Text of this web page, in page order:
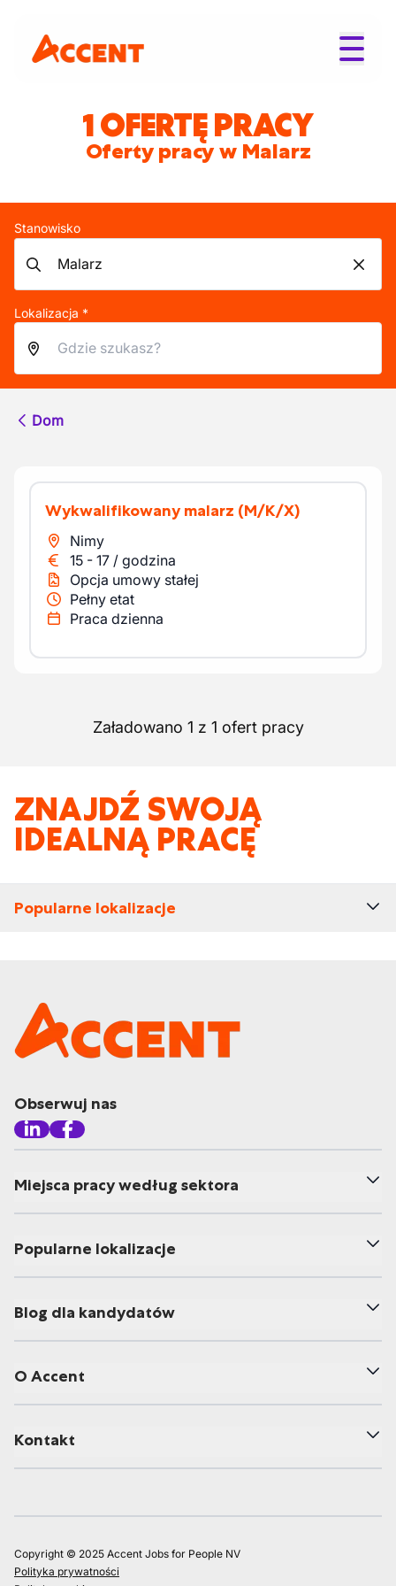
1 OFERTĘ PRACY
Oferty pracy w Malarz
Stanowisko
Lokalizacja *
Dom
Wykwalifikowany malarz (M/K/X)
Nimy
15 - 17 / godzina
Opcja umowy stałej
Pełny etat
Praca dzienna
Załadowano 1 z 1 ofert pracy
ZNAJDŹ SWOJĄ
IDEALNĄ PRACĘ
Popularne lokalizacje
Obserwuj nas
Miejsca pracy według sektora
Popularne lokalizacje
Blog dla kandydatów
O Accent
Kontakt
Copyright © 2025 Accent Jobs for People NV
Polityka prywatności